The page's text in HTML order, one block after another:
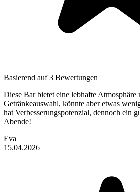
Basierend auf 3 Bewertungen
Diese Bar bietet eine lebhafte Atmosphäre
Getränkeauswahl, könnte aber etwas
hat Verbesserungspotenzial, dennoch ein
Abende!
Eva
15.04.2026